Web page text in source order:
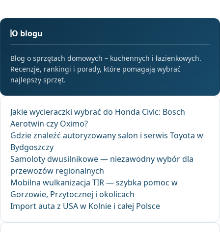
O blogu
Blog o sprzętach domowych – kuchennych i łazienkowych.
Recenzje, rankingi i porady, które pomagają wybrać
najlepszy sprzęt.
Jakie wycieraczki wybrać do Honda Civic: Bosch
Aerotwin czy Oximo?
Gdzie znaleźć autoryzowany salon i serwis Toyota w
Bydgoszczy
Samoloty dwusilnikowe — niezawodny wybór dla
przewozów regionalnych
Mobilna wulkanizacja TIR — szybka pomoc w
Gorzowie, Przytocznej i okolicach
Import auta z USA w Kolnie i całej Polsce